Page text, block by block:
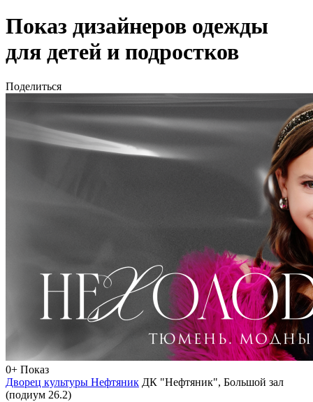
Показ дизайнеров одежды
для детей и подростков
Поделиться
0+ Показ
Дворец культуры Нефтяник ДК "Нефтяник", Большой зал
(подиум 26.2)